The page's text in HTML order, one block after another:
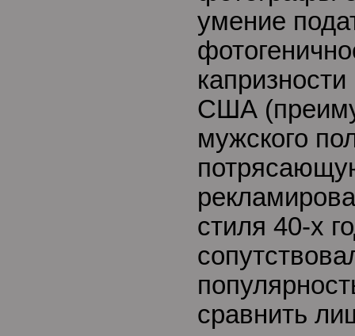
умение
США
мужского
стиля 40-х
сравнить